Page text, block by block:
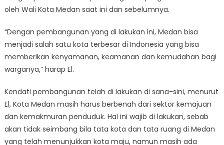
oleh Wali Kota Medan saat ini dan sebelumnya.
“Dengan pembangunan yang di lakukan ini, Medan bisa
menjadi salah satu kota terbesar di Indonesia yang bisa
memberikan kenyamanan, keamanan dan kemudahan bagi
warganya,” harap El.
Kendati pembangunan telah di lakukan di sana-sini, menurut
El, Kota Medan masih harus berbenah dari sektor kemajuan
dan kemakmuran penduduk. Hal ini wajib di lakukan, sebab
akan tidak seimbang bila tata kota dan tata ruang di Medan
yang telah menunjukkan kota maju, namun masih ada